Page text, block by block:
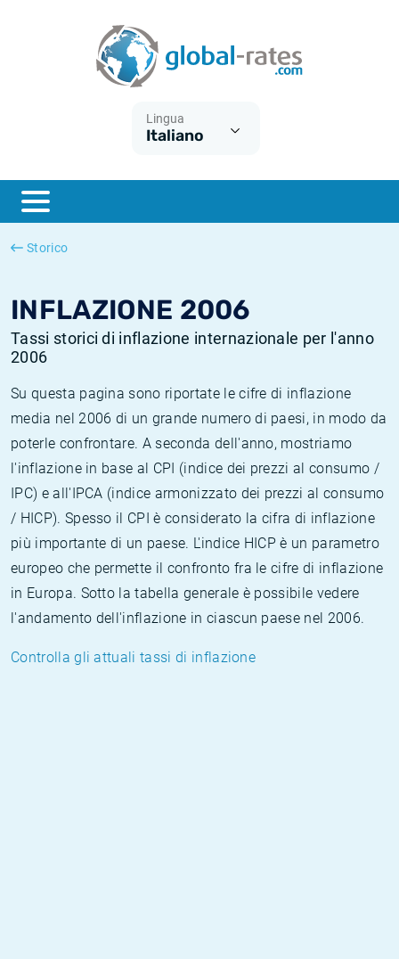
Lingua
Italiano
Storico
INFLAZIONE 2006
Tassi storici di inflazione internazionale per l'anno
2006
Su questa pagina sono riportate le cifre di inflazione
media nel 2006 di un grande numero di paesi, in modo da
poterle confrontare. A seconda dell'anno, mostriamo
l'inflazione in base al CPI (indice dei prezzi al consumo /
IPC) e all'IPCA (indice armonizzato dei prezzi al consumo
/ HICP). Spesso il CPI è considerato la cifra di inflazione
più importante di un paese. L'indice HICP è un parametro
europeo che permette il confronto fra le cifre di inflazione
in Europa. Sotto la tabella generale è possibile vedere
l'andamento dell'inflazione in ciascun paese nel 2006.
Controlla gli attuali tassi di inflazione
ESTER
SONIA
Cos'è l'inflazione CPI?
Cos'è l'inflazione HICP?
Inflazione Italia
Inflazione Stati Uniti
Tassi storici Euribor
Tassi storici di SONIA
Tassi storici di TONAR
Calcolatore dell’inflazione